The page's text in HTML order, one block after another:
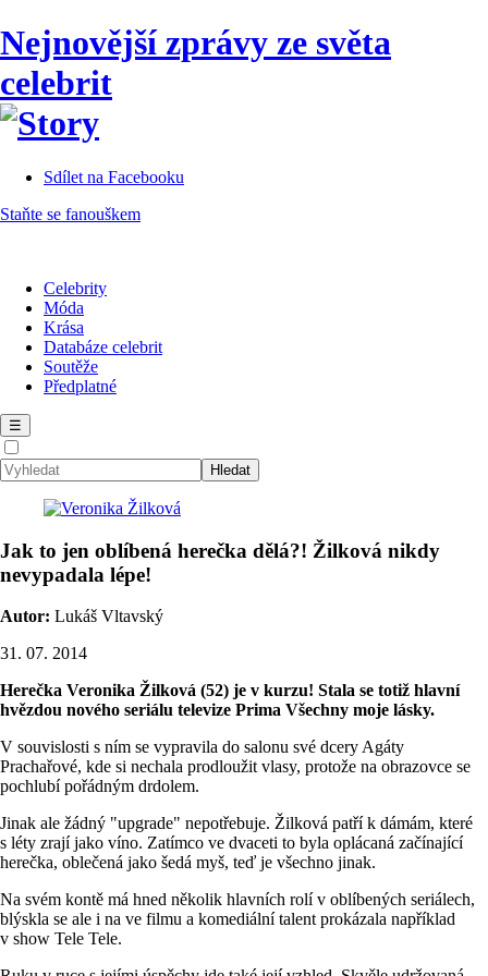
Nejnovější zprávy ze světa
celebrit
Sdílet na Facebooku
Staňte se fanouškem
Celebrity
Móda
Krása
Databáze celebrit
Soutěže
Předplatné
☰
Jak to jen oblíbená herečka dělá?! Žilková nikdy
nevypadala lépe!
Autor: Lukáš Vltavský
31. 07. 2014
Herečka Veronika Žilková (52) je v kurzu! Stala se totiž hlavní
hvězdou nového seriálu televize Prima Všechny moje lásky.
V souvislosti s ním se vypravila do salonu své dcery Agáty
Prachařové, kde si nechala prodloužit vlasy, protože na obrazovce se
pochlubí pořádným drdolem.
Jinak ale žádný "upgrade" nepotřebuje. Žilková patří k dámám, které
s léty zrají jako víno. Zatímco ve dvaceti to byla oplácaná začínající
herečka, oblečená jako šedá myš, teď je všechno jinak.
Na svém kontě má hned několik hlavních rolí v oblíbených seriálech,
blýskla se ale i na ve filmu a komediální talent prokázala například
v show Tele Tele.